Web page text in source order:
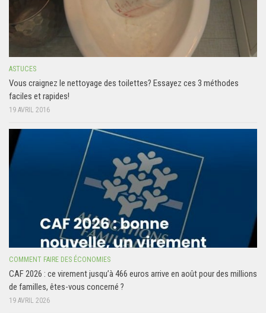
ASTUCES
Vous craignez le nettoyage des toilettes? Essayez ces 3 méthodes
faciles et rapides!
19 AVRIL 2016
COMMENT FAIRE DES ÉCONOMIES
CAF 2026 : ce virement jusqu’à 466 euros arrive en août pour des millions
de familles, êtes-vous concerné ?
19 AVRIL 2026